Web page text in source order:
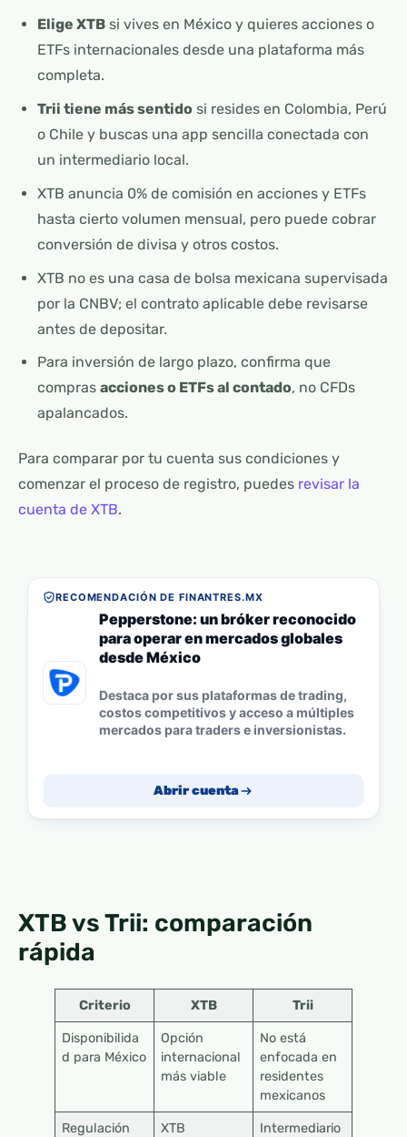
Elige XTBsi vives en México y quieres acciones o
ETFs internacionales desde una plataforma más
completa.
Trii tiene más sentido si resides en Colombia, Perú
o Chile y buscas una app sencilla conectada con
un intermediario local.
XTB anuncia 0% de comisión en acciones y ETFs
hasta cierto volumen mensual, pero puede cobrar
conversión de divisa y otros costos.
XTB no es una casa de bolsa mexicana supervisada
por la CNBV; el contrato aplicable debe revisarse
antes de depositar.
Para inversión de largo plazo, confirma que
compras acciones o ETFs al contado, no CFDs
apalancados.
Para comparar por tu cuenta sus condiciones y
comenzar el proceso de registro, puedes revisar la
cuenta de XTB.
RECOMENDACIÓN DE FINANTRES.MX
Pepperstone: un bróker reconocido
para operar en mercados globales
desde México
Destaca por sus plataformas de trading,
costos competitivos y acceso a múltiples
mercados para traders e inversionistas.
Abrir cuenta
XTB vs Trii: comparación
rápida
Criterio XTB Trii
Disponibilida
d para México
Opción
internacional
más viable
No está
enfocada en
residentes
mexicanos
Regulación
XTB
Intermediario